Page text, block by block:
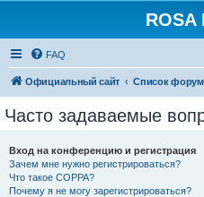
ROSA
FAQ
Официальный сайт Список
Часто задаваемые
Вход на конференцию и регистрация
Зачем мне нужно регистрироваться?
Что такое COPPA?
Почему я не могу зарегистрироваться?